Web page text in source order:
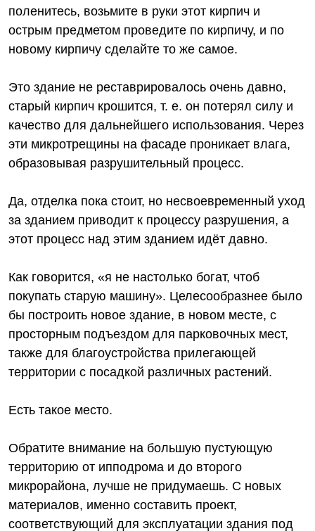
поленитесь, возьмите в руки этот кирпич и
острым предметом проведите по кирпичу, и по
новому кирпичу сделайте то же самое.
Это здание не реставрировалось очень давно,
старый кирпич крошится, т. е. он потерял силу и
качество для дальнейшего использования. Через
эти микротрещины на фасаде проникает влага,
образовывая разрушительный процесс.
Да, отделка пока стоит, но несвоевременный уход
за зданием приводит к процессу разрушения, а
этот процесс над этим зданием идёт давно.
Как говорится, «я не настолько богат, чтоб
покупать старую машину». Целесообразнее было
бы построить новое здание, в новом месте, с
просторным подъездом для парковочных мест,
также для благоустройства прилегающей
территории с посадкой различных растений.
Есть такое место.
Обратите внимание на большую пустующую
территорию от ипподрома и до второго
микрорайона, лучше не придумаешь. С новых
материалов, именно составить проект,
соответствующий для эксплуатации здания под